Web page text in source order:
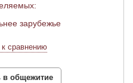
зарубежье
сравнению
в общежитие